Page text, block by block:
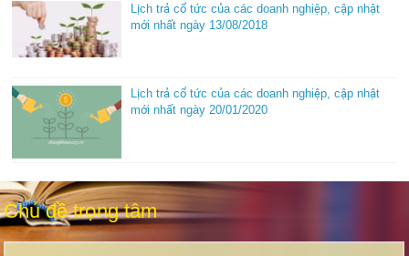
Lịch trả cổ tức của các doanh nghiệp, cập nhật
mới nhất ngày 13/08/2018
Lịch trả cổ tức của các doanh nghiệp, cập nhật
mới nhất ngày 20/01/2020
Chủ đề trọng tâm